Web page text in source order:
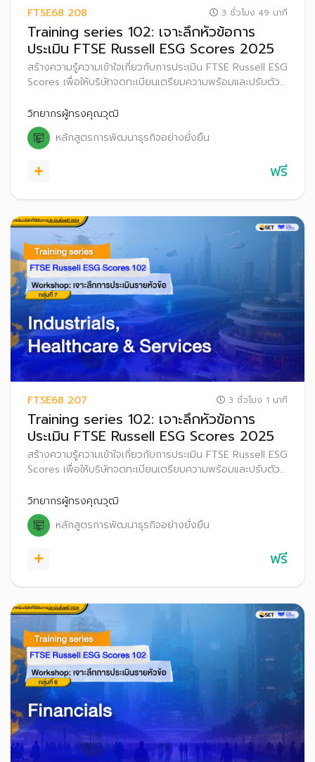
FTSE68 208 3 ชั่วโมง 49 นาที
Training series 102: เจาะลึกหัวข้อการ
ประเมิน FTSE Russell ESG Scores 2025
สร้างความรู้ความเข้าใจเกี่ยวกับการประเมิน FTSE Russell ESG
Scores เพื่อให้บริษัทจดทะเบียนเตรียมความพร้อมและปรับตัว
Scores สู่สาธารณะ ตั้งแต่ปี 2569 เป็นต้นไป
วิทยากรผู้ทรงคุณวุฒิ
หลักสูตรการพัฒนาธุรกิจอย่างยั่งยืน
ฟรี
FTSE68 207 3 ชั่วโมง 1 นาที
Training series 102: เจาะลึกหัวข้อการ
ประเมิน FTSE Russell ESG Scores 2025
สร้างความรู้ความเข้าใจเกี่ยวกับการประเมิน FTSE Russell ESG
Scores เพื่อให้บริษัทจดทะเบียนเตรียมความพร้อมและปรับตัว
Scores สู่สาธารณะ ตั้งแต่ปี 2569 เป็นต้นไป
วิทยากรผู้ทรงคุณวุฒิ
หลักสูตรการพัฒนาธุรกิจอย่างยั่งยืน
ฟรี